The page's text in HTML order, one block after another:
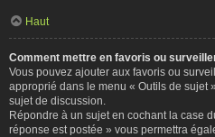
Haut
Comment mettre en favoris ou
Vous pouvez ajouter aux favoris ou
approprié dans le menu « Outils de sujet
sujet de discussion.
Répondre à un sujet en cochant la case
réponse est postée » vous permettra